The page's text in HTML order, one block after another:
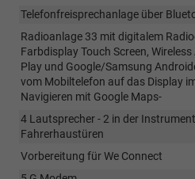
Telefonfreisprechanlage über
Radioanlage 33 mit digitalem
Farbdisplay Touch Screen,
Play und Google/Samsung
vom Mobiltelefon auf das Display
Navigieren mit Google Maps-
4 Lautsprecher - 2 in der
Fahrerhaustüren
Vorbereitung für We Connect